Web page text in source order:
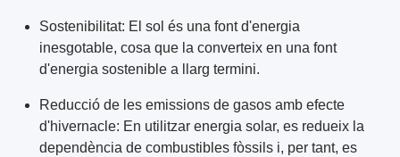
Sostenibilitat: El sol és una font d'energia
inesgotable, cosa que la converteix en una font
d'energia sostenible a llarg termini.
Reducció de les emissions de gasos amb efecte
d'hivernacle: En utilitzar energia solar, es redueix la
dependència de combustibles fòssils i, per tant, es